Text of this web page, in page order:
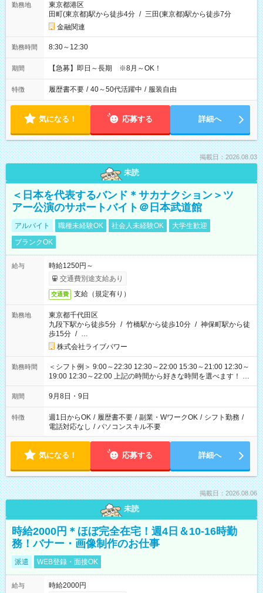
勤務地
東京都港区
田町(東京都)駅から徒歩4分 / 三田(東京都)駅から徒歩7分
金融関連
勤務時間 8:30～12:30
期間 【急募】即日～長期 ※8月～OK！
特徴 履歴書不要 / 40～50代活躍中 / 服装自由
気になる！ 応募する 詳細へ
掲載日：2026.08.03
未読
＜日本を代表するバンド＊サカナクション＞ツ
アー公演のサポートバイト＠日本武道館
アルバイト 職種未経験OK 社会人未経験OK
大学生歓迎
ブランクOK
給与
時給1250円～
交通費別途支給あり
交通費 支給（規定有り）
勤務地
東京都千代田区
九段下駅から徒歩5分 / 竹橋駅から徒歩10分 / 神保町駅から徒
歩15分 / …
株式会社ライブパワー
勤務時間
＜シフト例＞ 9:00～22:30 12:30～22:00 15:30～21:00 12:30～
19:00 12:30～22:00 上記の時間から好きな時間を選べます！ ※
時間は変更となる可能性があります
期間 9月8日・9日
特徴 週1日からOK / 履歴書不要 / 副業・WワークOK / シフト勤務 /
電話対応なし / パソコンスキル不要
気になる！ 応募する 詳細へ
掲載日：2026.08.06
未読
時給2000円＊ほぼ完全在宅！週4日＆10-16時勤
務！バナー・画像制作のお仕事
派遣 WEB登録・面接OK
給与 時給2000円